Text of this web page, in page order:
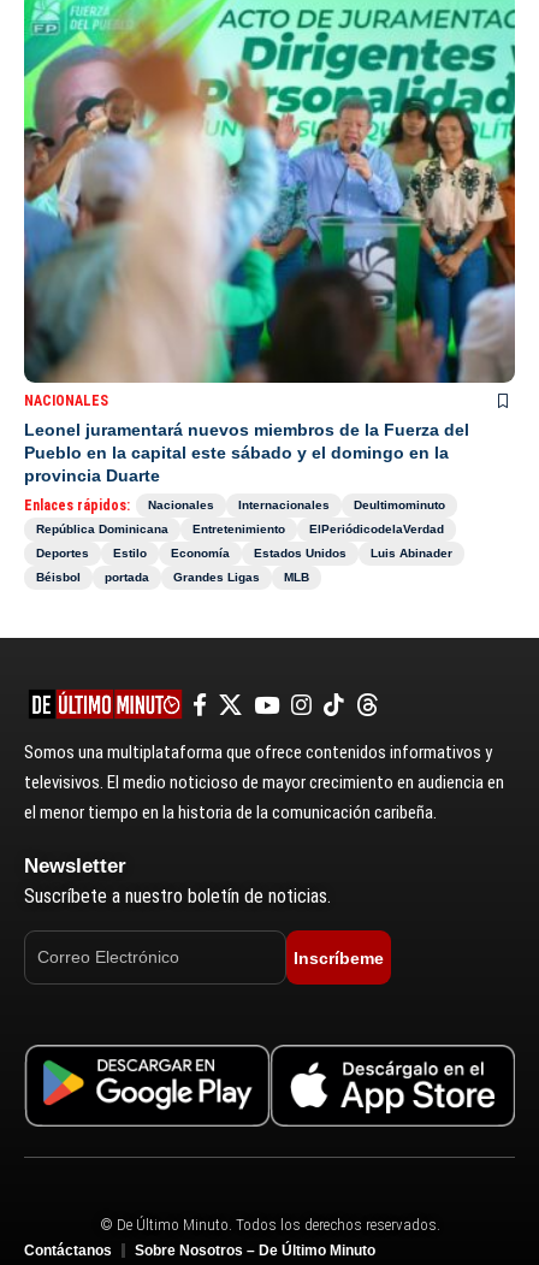
NACIONALES
Leonel juramentará nuevos miembros de la Fuerza del
Pueblo en la capital este sábado y el domingo en la
provincia Duarte
Enlaces rápidos: Nacionales Internacionales
Deultimominuto
República Dominicana
Entretenimiento
ElPeriódicodelaVerdad
Deportes
Estilo Economía Estados Unidos
Luis Abinader
Béisbol
portada Grandes Ligas MLB
Somos una multiplataforma que ofrece contenidos informativos y
televisivos. El medio noticioso de mayor crecimiento en audiencia en
el menor tiempo en la historia de la comunicación caribeña.
Newsletter
Suscríbete a nuestro boletín de noticias.
Inscríbeme
© De Último Minuto. Todos los derechos reservados.
Contáctanos
Sobre Nosotros – De Último Minuto